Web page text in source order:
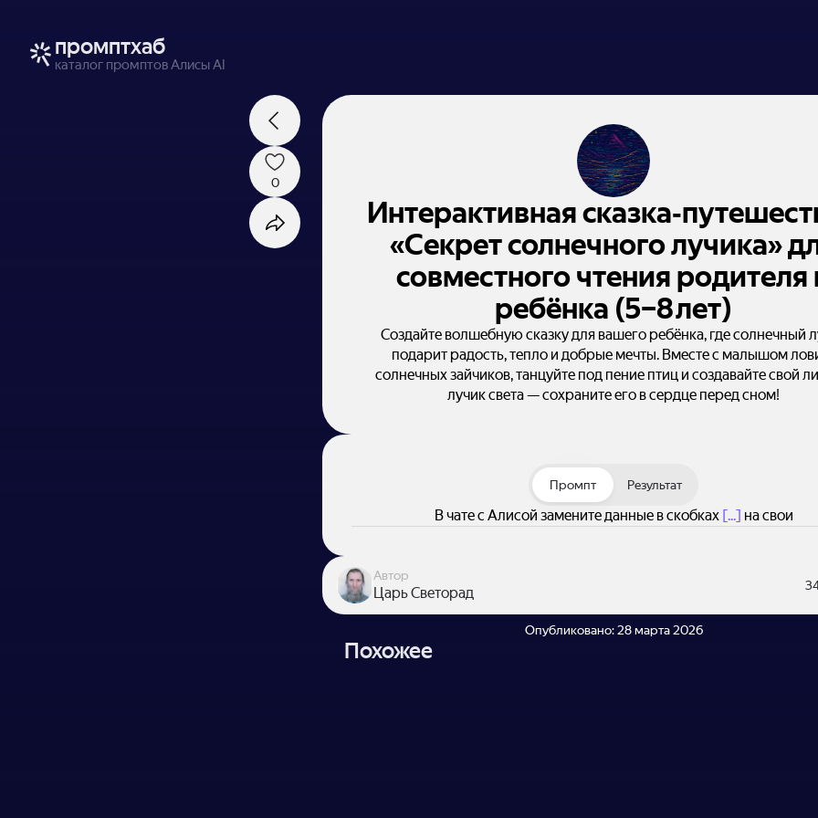
промптхаб
каталог промптов Алисы AI
Интерактивная
«Секрет солнечного лучика»
совместного чтения родителя
ребёнка (5–8 лет)
Создайте волшебную сказку для вашего ребёнка, где солнечный
подарит радость, тепло и добрые мечты. Вместе с малышом
солнечных зайчиков, танцуйте под пение птиц и создавайте свой
лучик света — сохраните его в сердце перед сном!
0
Промпт Результат
В чате с Алисой замените данные в скобках [...] на свои
Автор
Царь Светорад
Опубликовано:28 марта 2026
Похожее